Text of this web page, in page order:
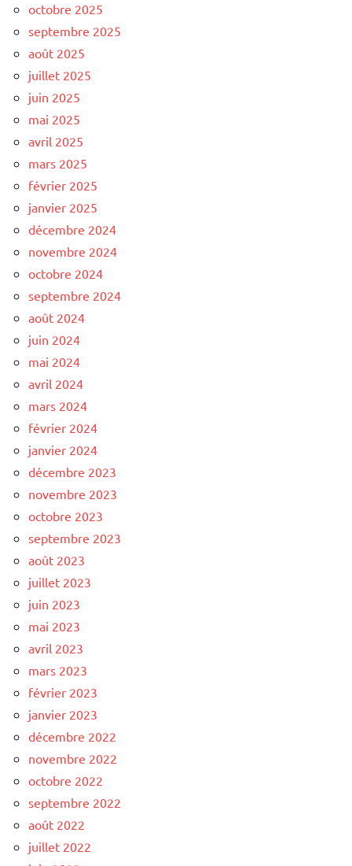
octobre 2025
septembre 2025
août 2025
juillet 2025
juin 2025
mai 2025
avril 2025
mars 2025
février 2025
janvier 2025
décembre 2024
novembre 2024
octobre 2024
septembre 2024
août 2024
juin 2024
mai 2024
avril 2024
mars 2024
février 2024
janvier 2024
décembre 2023
novembre 2023
octobre 2023
septembre 2023
août 2023
juillet 2023
juin 2023
mai 2023
avril 2023
mars 2023
février 2023
janvier 2023
décembre 2022
novembre 2022
octobre 2022
septembre 2022
août 2022
juillet 2022